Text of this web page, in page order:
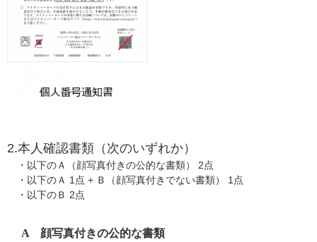
2.本人確認書類（次のいずれか）
・以下のＡ（顔写真付きの公的な書類） 2点
・以下のＡ 1点 + Ｂ（顔写真付きでない書類） 1点
・以下のＢ 2点
A 顔写真付きの公的な書類